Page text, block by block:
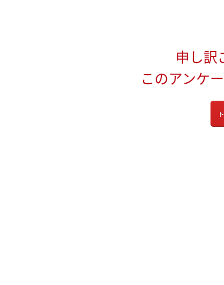
申し訳
このアンケ